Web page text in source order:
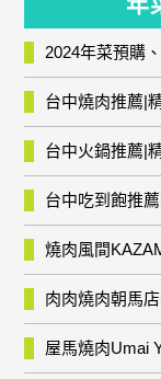
台中燒肉推薦|
台中吃到飽推
燒肉風間
肉肉燒肉朝馬
屋馬燒肉Umai